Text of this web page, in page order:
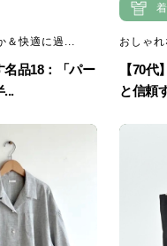
＆快適に過...
品18：「パー
...
おしゃ
【70
と信頼